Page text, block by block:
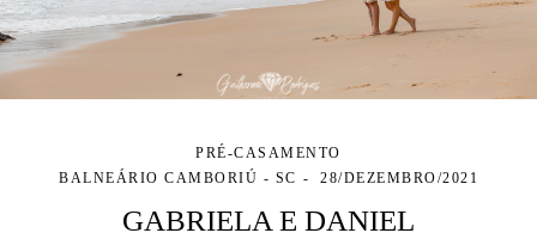
PRÉ-CASAMENTO
BALNEÁRIO CAMBORIÚ - SC
28/DEZEMBRO/2021
GABRIELA E DANIEL